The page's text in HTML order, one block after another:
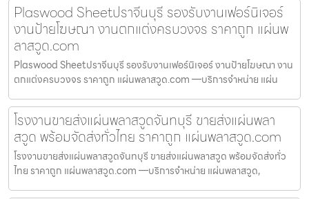
Plaswood Sheetปราจีนบุรี รองรับงานเฟอร์นิเจอร์
งานป้ายโฆษณา งานตกแต่งครบวงจร ราคาถูก แผ่นพ
ลาสวูด.com
Plaswood Sheetปราจีนบุรี รองรับงานเฟอร์นิเจอร์ งานป้ายโฆษณา งาน
ตกแต่งครบวงจร ราคาถูก แผ่นพลาสวูด.com —บริการจำหน่าย แผ่น
โรงงานขายส่งแผ่นพลาสวูดจันทบุรี ขายส่งแผ่นพลา
สวูด พร้อมจัดส่งทั่วไทย ราคาถูก แผ่นพลาสวูด.com
โรงงานขายส่งแผ่นพลาสวูดจันทบุรี ขายส่งแผ่นพลาสวูด พร้อมจัดส่งทั่ว
ไทย ราคาถูก แผ่นพลาสวูด.com —บริการจำหน่าย แผ่นพลาสวูด,